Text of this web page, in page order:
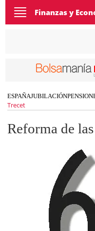
Toggle
navigation
Finanzas y
ESPAÑAJUBILACIÓN
Trecet
Reforma de